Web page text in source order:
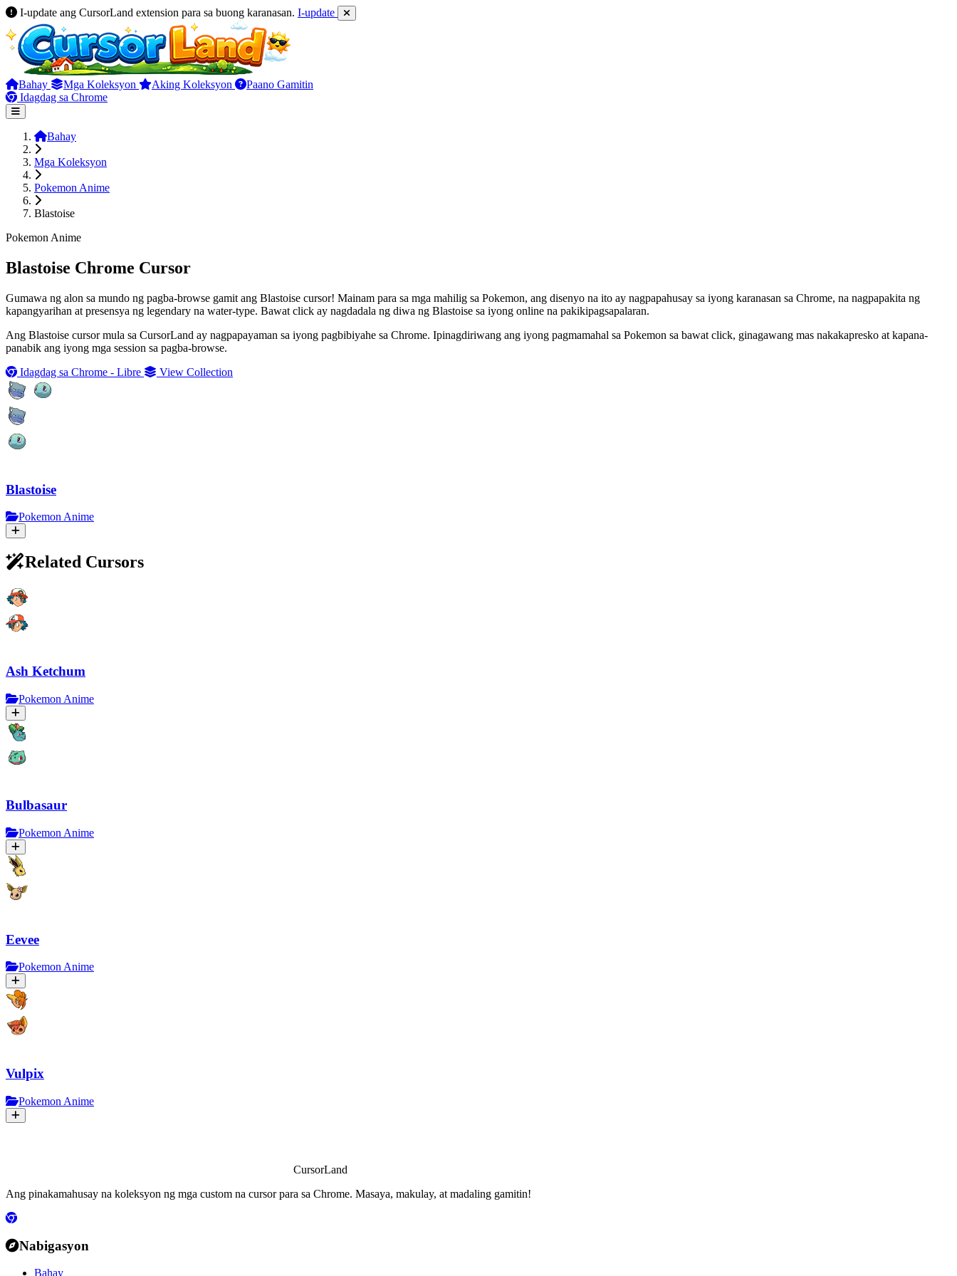
I-update ang CursorLand extension para sa buong karanasan. I-update
Bahay Mga Koleksyon Aking Koleksyon
Paano Gamitin
Idagdag sa Chrome
Bahay
Mga Koleksyon
Pokemon Anime
Blastoise
Pokemon Anime
Blastoise Chrome Cursor
Gumawa ng alon sa mundo ng pagba-browse gamit ang Blastoise cursor! Mainam para sa mga mahilig sa Pokemon, ang disenyo na ito ay nagpapahusay sa iyong karanasan sa Chrome, na nagpapakita ng
kapangyarihan at presensya ng legendary na water-type. Bawat click ay nagdadala ng diwa ng Blastoise sa iyong online na pakikipagsapalaran.
Ang Blastoise cursor mula sa CursorLand ay nagpapayaman sa iyong pagbibiyahe sa Chrome. Ipinagdiriwang ang iyong pagmamahal sa Pokemon sa bawat click, ginagawang mas nakakapresko at kapana-
panabik ang iyong mga session sa pagba-browse.
Idagdag sa Chrome - Libre
View Collection
Blastoise
Pokemon Anime
Related Cursors
Ash Ketchum
Pokemon Anime
Bulbasaur
Pokemon Anime
Eevee
Pokemon Anime
Vulpix
Pokemon Anime
CursorLand
Ang pinakamahusay na koleksyon ng mga custom na cursor para sa Chrome. Masaya, makulay, at madaling gamitin!
Nabigasyon
Bahay